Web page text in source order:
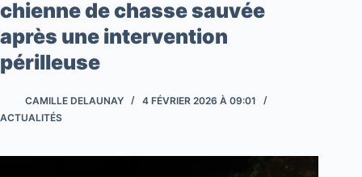
chienne de chasse sauvée
après une intervention
périlleuse
CAMILLE DELAUNAY
4 FÉVRIER 2026 À 09:01
ACTUALITÉS